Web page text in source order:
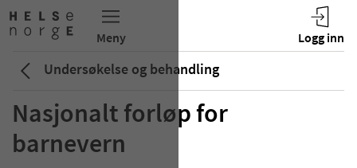
Undersøkelse og behandling
Nasjonalt forløp for
barnevern